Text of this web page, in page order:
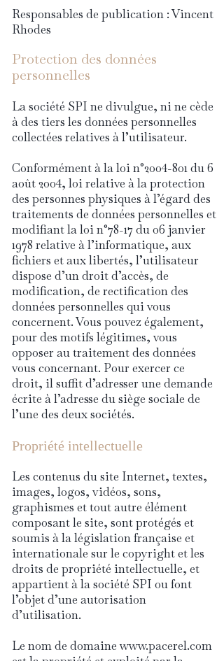
Responsables de publication : Vincent
Rhodes
Protection des données
personnelles
La société SPI ne divulgue, ni ne cède
à des tiers les données personnelles
collectées relatives à l’utilisateur.
Conformément à la loi n°2004-801 du 6
août 2004, loi relative à la protection
des personnes physiques à l’égard des
traitements de données personnelles et
modifiant la loi n°78-17 du 06 janvier
1978 relative à l’informatique, aux
fichiers et aux libertés, l’utilisateur
dispose d’un droit d’accès, de
modification, de rectification des
données personnelles qui vous
concernent. Vous pouvez également,
pour des motifs légitimes, vous
opposer au traitement des données
vous concernant. Pour exercer ce
droit, il suffit d’adresser une demande
écrite à l’adresse du siège sociale de
l’une des deux sociétés.
Propriété intellectuelle
Les contenus du site Internet, textes,
images, logos, vidéos, sons,
graphismes et tout autre élément
composant le site, sont protégés et
soumis à la législation française et
internationale sur le copyright et les
droits de propriété intellectuelle, et
appartient à la société SPI ou font
l’objet d’une autorisation
d’utilisation.
Le nom de domaine www.pacerel.com